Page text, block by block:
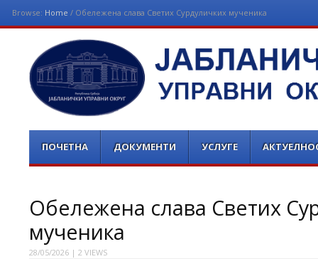
Browse: Home / Обележена слава Светих Сурдуличких мученика
ЈАБЛАНИЧКИ УПРАВНИ
Menu
content
ПОЧЕТНА ДОКУМЕНТИ УСЛУГЕ
Обележена слава Светих
мученика
28/05/2026 | 2 VIEWS